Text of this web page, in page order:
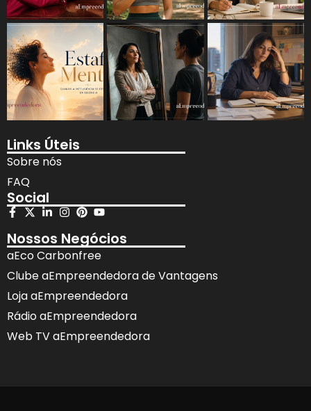
Links Úteis
Sobre nós
FAQ
Social
Nossos Negócios
aEco Carbonfree
Clube aEmpreendedora de Vantagens
Loja aEmpreendedora
Rádio aEmpreendedora
Web TV aEmpreendedora